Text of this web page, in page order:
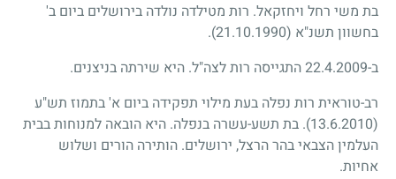
בת משי רחל ויחזקאל. רות מטילדה נולדה בירושלים ביום ב'
בחשוון תשנ"א (21.10.1990)
.
ב-22.4.2009 התגייסה רות לצה"ל. היא שירתה בניצנים.
רב-טוראית רות נפלה בעת מילוי תפקידה ביום א' בתמוז תש"ע
(13.6.2010)
. בת תשע-עשרה בנפלה. היא הובאה למנוחות בבית
העלמין הצבאי בהר הרצל, ירושלים. הותירה הורים ושלוש
אחיות.